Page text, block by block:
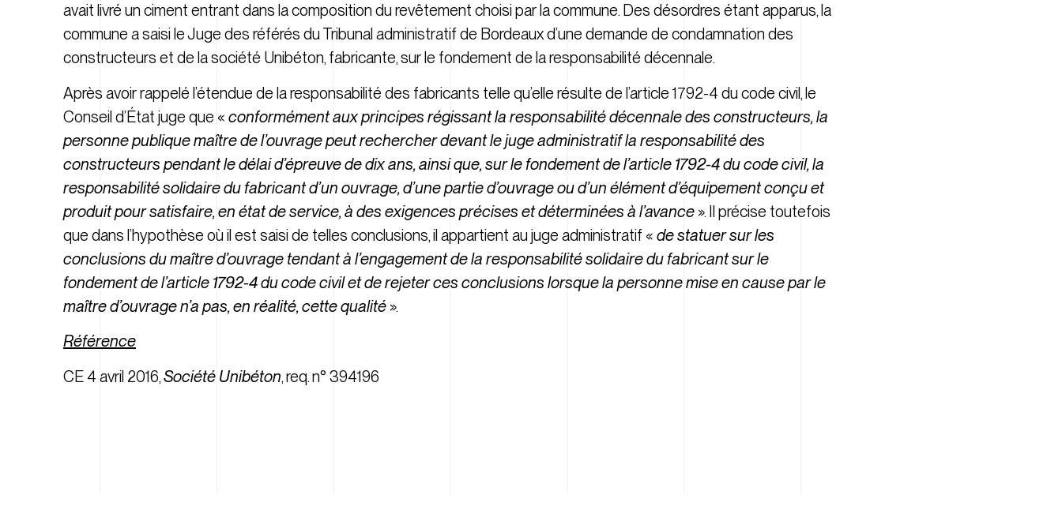
avait livré un ciment entrant dans la composition du revêtement choisi par la commune. Des désordres étant apparus, la
commune a saisi le Juge des référés du Tribunal administratif de Bordeaux d’une demande de condamnation des
constructeurs et de la société Unibéton, fabricante, sur le fondement de la responsabilité décennale.
Après avoir rappelé l’étendue de la responsabilité des fabricants telle qu’elle résulte de l’article 1792-4 du code civil, le
Conseil d’État juge que « conformément aux principes régissant la responsabilité décennale des constructeurs, la
personne publique maître de l’ouvrage peut rechercher devant le juge administratif la responsabilité des
constructeurs pendant le délai d’épreuve de dix ans, ainsi que, sur le fondement de l’article 1792-4 du code civil, la
responsabilité solidaire du fabricant d’un ouvrage, d’une partie d’ouvrage ou d’un élément d’équipement conçu et
produit pour satisfaire, en état de service, à des exigences précises et déterminées à l’avance ». Il précise toutefois
que dans l’hypothèse où il est saisi de telles conclusions, il appartient au juge administratif « de statuer sur les
conclusions du maître d’ouvrage tendant à l’engagement de la responsabilité solidaire du fabricant sur le
fondement de l’article 1792-4 du code civil et de rejeter ces conclusions lorsque la personne mise en cause par le
maître d’ouvrage n’a pas, en réalité, cette qualité ».
Référence
CE 4 avril 2016,Société Unibéton, req. n° 394196